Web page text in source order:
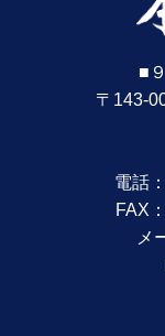
■
〒143-
電話：
FAX
メ